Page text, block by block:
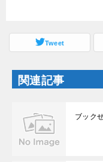
ま い
ウ
ィ
ウ
で
開
)
Tweet
関連記事
ブック